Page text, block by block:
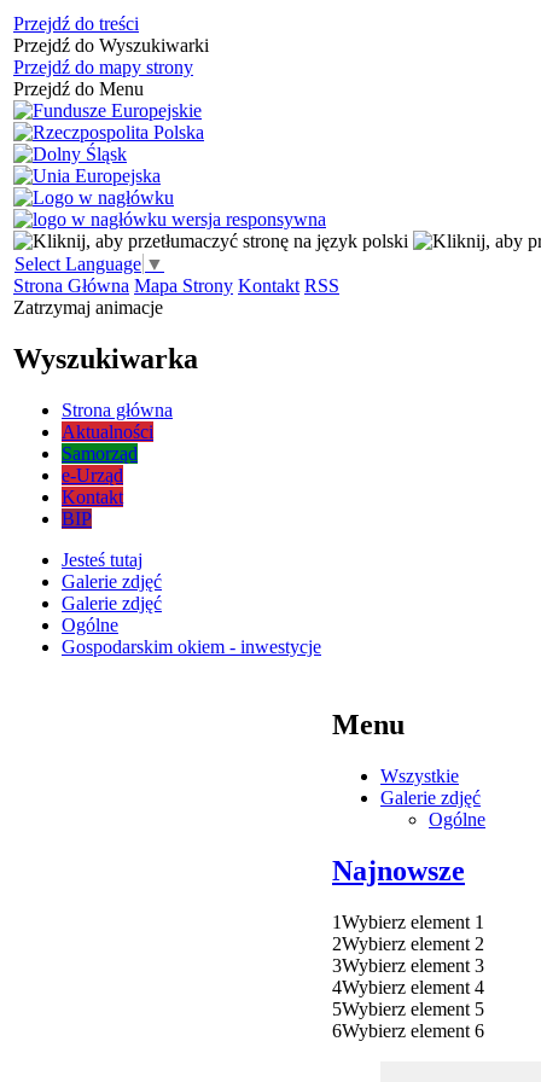
Przejdź do treści
Przejdź do Wyszukiwarki
Przejdź do mapy strony
Przejdź do Menu
Select Language ▼
Strona Główna Mapa Strony Kontakt RSS
Zatrzymaj animacje
Wyszukiwarka
Strona główna
Aktualności
Samorząd
e-Urząd
Kontakt
BIP
Jesteś tutaj
Galerie zdjęć
Galerie zdjęć
Ogólne
Gospodarskim okiem - inwestycje
Menu
Wszystkie
Galerie zdjęć
Ogólne
Najnowsze
1Wybierz element 1
2Wybierz element 2
3Wybierz element 3
4Wybierz element 4
5Wybierz element 5
6Wybierz element 6